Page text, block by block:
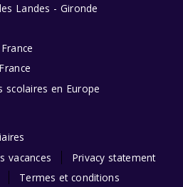
Landes - Gironde
scolaires en Europe
vacances
Privacy statement
Termes et conditions